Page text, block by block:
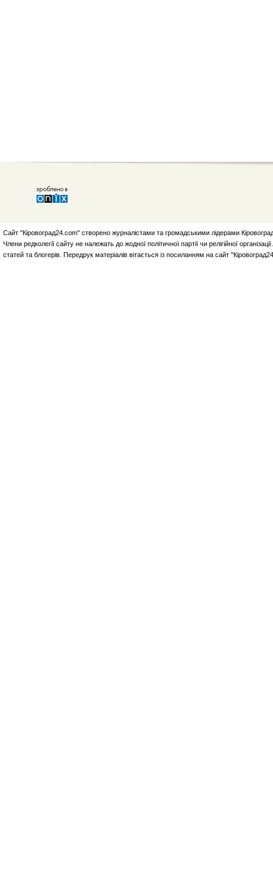
Сайт "Кіровоград24.com" створено журналістами та громадськими лідерами
Члени редколегії сайту не належать до жодної політичної партії чи релігійної
статей та блогерів. Передрук матеріалів вітається із посиланням на сайт